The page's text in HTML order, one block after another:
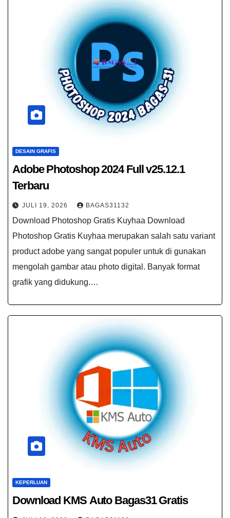
DESAIN GRAFIS
Adobe Photoshop 2024 Full v25.12.1
Terbaru
JULI 19, 2026 BAGAS31132
Download Photoshop Gratis Kuyhaa Download
Photoshop Gratis Kuyhaa merupakan salah satu variant
product adobe yang sangat populer untuk di gunakan
mengolah gambar atau photo digital. Banyak format
grafik yang didukung.…
KEPERLUAN
Download KMS Auto Bagas31 Gratis​